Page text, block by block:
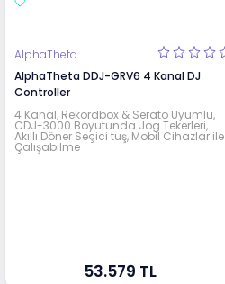
AlphaTheta
AlphaTheta DDJ-GRV6 4 Kanal DJ
Controller
4 Kanal, Rekordbox & Serato Uyumlu,
CDJ-3000 Boyutunda Jog Tekerleri,
Akıllı Döner Seçici tuş, Mobil Cihazlar ile
Çalışabilme
53.579 TL